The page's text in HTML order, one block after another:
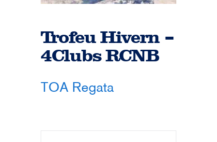
Trofeu Hivern –
4Clubs RCNB
TOA Regata